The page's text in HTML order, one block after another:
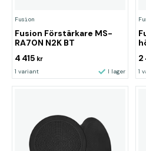
Fusion
Fusion Förstärkare MS-
RA70N N2K BT
4 415 kr
1 variant I lager
2
1